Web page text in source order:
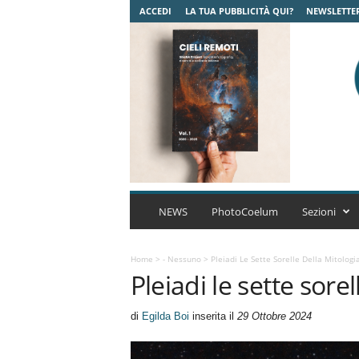
ACCEDI LA TUA PUBBLICITÀ QUI?
C
u
A
r
NEWS PhotoCoelum Sezioni
Home > - Nessuno> Pleiadi Le Sette Sorelle Della
Pleiadi le sette
di Egilda Boi inserita il 29 Ottobre 2024